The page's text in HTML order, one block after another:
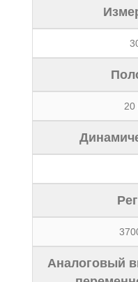
20
Аналоговый